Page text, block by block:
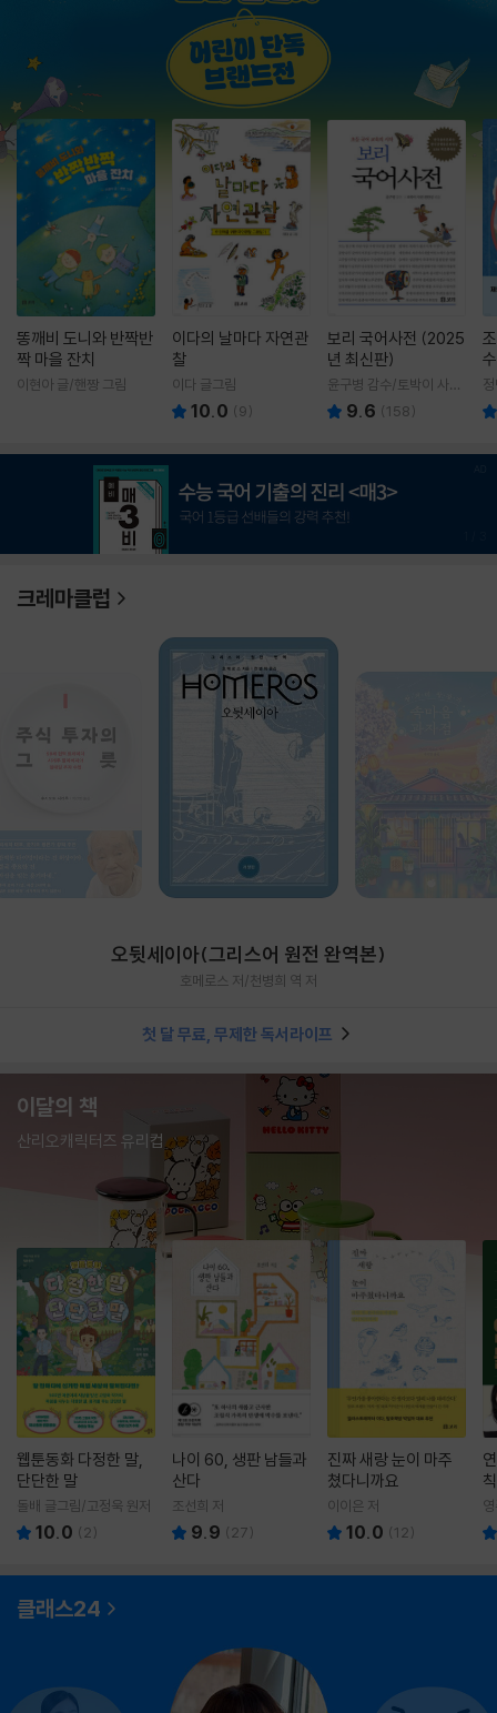
똥깨비 도니와 반짝반
짝 마을 잔치
이현아 글/핸짱 그림
이다의 날마다 자연관
찰
이다 글그림
10.0 (9)
보리 국어사전 (2025
년 최신판)
윤구병 감수/토박이 사전
편찬실 편
9.6 (158)
크레마클럽
오뒷세이아(그리스어 원전 완역본)
호메로스 저/천병희 역 저
첫 달 무료, 무제한 독서라이프
이달의 책
산리오캐릭터즈 유리컵
웹툰동화 다정한 말,
단단한 말
돌배 글그림/고정욱 원저
10.0 ( 2)
나이 60, 생판 남들과
산다
조선희 저
9.9 ( 27)
진짜 새랑 눈이 마주
쳤다니까요
이이은 저
10.0 (12)
칙
클래스24